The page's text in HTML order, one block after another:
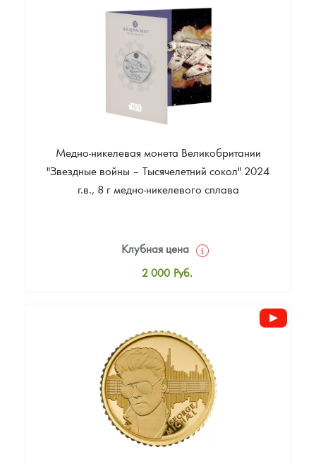
Цена выкупа
Звоните
Медно-никелевая монета Великобритании
"Звездные войны – Тысячелетний сокол" 2024
г.в., 8 г медно-никелевого сплава
Клубная цена
2 000 Руб.
Цена выкупа
Звоните